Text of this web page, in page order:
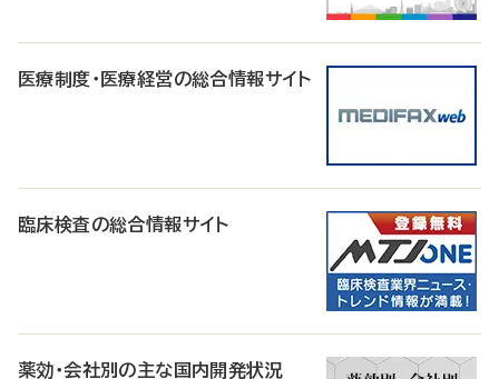
医療制度・医療経営の総合情報サイト
臨床検査の総合情報サイト
薬効・会社別の主な国内開発状況